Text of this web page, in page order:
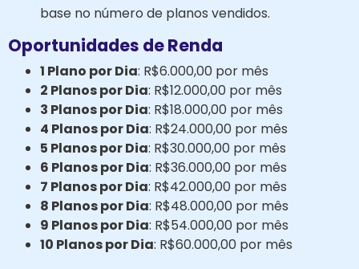
base no número de planos vendidos.
Oportunidades de Renda
1 Plano por Dia: R$6.000,00 por mês
2 Planos por Dia: R$12.000,00 por mês
3 Planos por Dia: R$18.000,00 por mês
4 Planos por Dia: R$24.000,00 por mês
5 Planos por Dia: R$30.000,00 por mês
6 Planos por Dia: R$36.000,00 por mês
7 Planos por Dia: R$42.000,00 por mês
8 Planos por Dia: R$48.000,00 por mês
9 Planos por Dia: R$54.000,00 por mês
10 Planos por Dia: R$60.000,00 por mês